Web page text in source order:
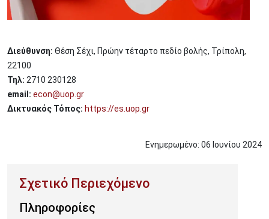
Διεύθυνση: Θέση Σέχι, Πρώην τέταρτο πεδίο βολής, Τρίπολη,
22100
Τηλ: 2710 230128
email: econ@uop.gr
Δικτυακός Τόπος: https://es.uop.gr
Ενημερωμένο: 06 Ιουνίου 2024
Πληροφορίες